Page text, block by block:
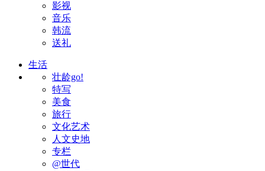
影视
音乐
韩流
送礼
生活
壮龄go!
特写
美食
旅行
文化艺术
人文史地
专栏
@世代